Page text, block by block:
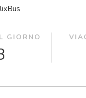
GIORNO